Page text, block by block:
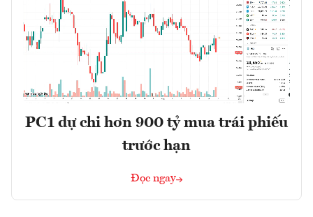
PC1 dự chi hơn 900 tỷ mua trái phiếu
trước hạn
Đọc ngay